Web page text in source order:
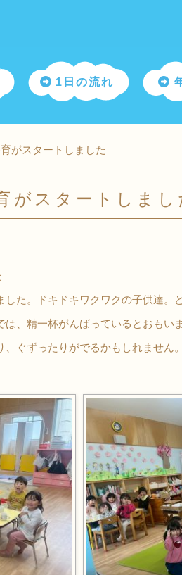
1日の流れ
がスタートしました
がスタートしまし
た。ドキドキワクワクの子供達。
、精一杯がんばっているとおもいま
ぐずったりがでるかもしれません